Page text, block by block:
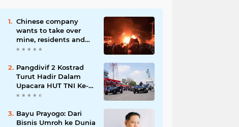
Chinese company
wants to take over
mine, residents and
police clash in Palu
Pangdivif 2 Kostrad
Turut Hadir Dalam
Upacara HUT TNI Ke-
78 di Koarmada II
Bayu Prayogo: Dari
Bisnis Umroh ke Dunia